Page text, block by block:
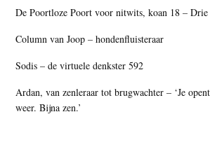
De Poortloze Poort voor nitwits, koan 18 – Drie
Column van Joop – hondenfluisteraar
Sodis – de virtuele denkster 592
Ardan, van zenleraar tot brugwachter – ‘Je
weer. Bijna zen.’